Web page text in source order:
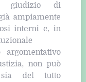
giudizio di
ampiamente
interni e, in
non può
sia del tutto